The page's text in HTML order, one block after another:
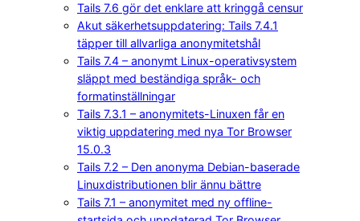
Tails 7.6 gör det enklare att kringgå censur
Akut säkerhetsuppdatering: Tails 7.4.1
täpper till allvarliga anonymitetshål
Tails 7.4 – anonymt Linux-operativsystem
släppt med beständiga språk- och
formatinställningar
Tails 7.3.1 – anonymitets-Linuxen får en
viktig uppdatering med nya Tor Browser
15.0.3
Tails 7.2 – Den anonyma Debian-baserade
Linuxdistributionen blir ännu bättre
Tails 7.1 – anonymitet med ny offline-